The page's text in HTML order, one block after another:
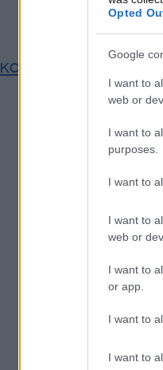
Opted
Google
I want to
web or
I want to
purposes.
I want to
I want to
web or
I want to
or app.
I want to
I want to
μας